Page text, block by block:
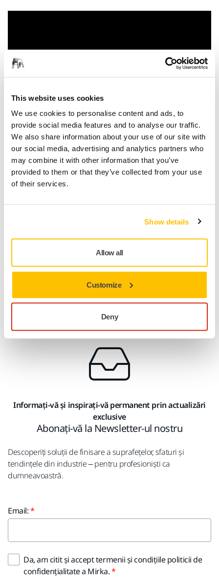
This website uses cookies
We use cookies to personalise content and ads, to
provide social media features and to analyse our traffic.
We also share information about your use of our site with
our social media, advertising and analytics partners who
may combine it with other information that you’ve
provided to them or that they’ve collected from your use
of their services.
Show details
Allow all
Customize
Deny
Mirka® AbraClean, padul de cutățare în curs de brevetare,
este conceput pentru a îndepărta chiar și cel mai fin praf de
șlefuire de pe suprafețe, asigurând astfel o aderență optimă
a vopselei și o calitate superioară a finisajului.
prafului atât al șlefuitoarelor manuale, cât și al celor
robotizate Mirka. Este reutilizabil și potrivit pentru toate
tipurile de curățare uscată, fără substanțe chimice, a
suprafețelor șlefuite.
Descoperă AbraClean
Informați-vă și inspirați-vă permanent prin actualizări
exclusive
Abonați-vă la Newsletter-ul nostru
Descoperiți soluții de finisare a suprafețelor, sfaturi și
tendințele din industrie – pentru profesioniști ca
dumneavoastră.
Email:
Da, am citit și accept termenii și condițiile politicii de
confidențialitate a Mirka.